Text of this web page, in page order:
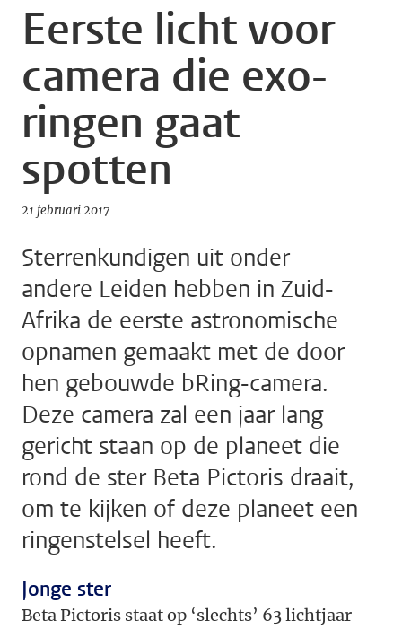
Eerste licht voor
camera die exo-
ringen gaat
spotten
21 februari 2017
Sterrenkundigen uit onder
andere Leiden hebben in Zuid-
Afrika de eerste astronomische
opnamen gemaakt met de door
hen gebouwde bRing-camera.
Deze camera zal een jaar lang
gericht staan op de planeet die
rond de ster Beta Pictoris draait,
om te kijken of deze planeet een
ringenstelsel heeft.
Jonge ster
Beta Pictoris staat op ‘slechts’ 63 lichtjaar